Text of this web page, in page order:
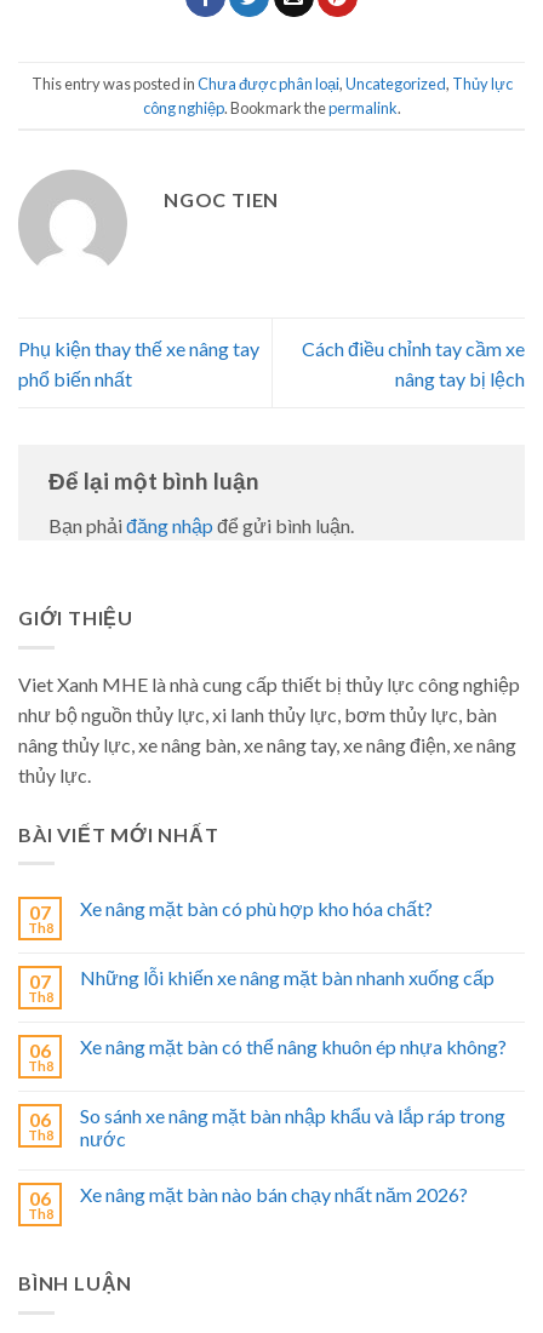
This entry was posted inChưa được phân loại,Uncategorized, Thủy lực
công nghiệp. Bookmark thepermalink.
NGOC TIEN
Phụ kiện thay thế xe nâng tay
phổ biến nhất
Cách điều chỉnh tay cầm xe
nâng tay bị lệch
Để lại một bình luận
Bạn phải đăng nhập để gửi bình luận.
GIỚI THIỆU
Viet Xanh MHE là nhà cung cấp thiết bị thủy lực công nghiệp
như bộ nguồn thủy lực, xi lanh thủy lực, bơm thủy lực, bàn
nâng thủy lực, xe nâng bàn, xe nâng tay, xe nâng điện, xe nâng
thủy lực.
BÀI VIẾT MỚI NHẤT
07
Th8
Xe nâng mặt bàn có phù hợp kho hóa chất?
07
Th8
Những lỗi khiến xe nâng mặt bàn nhanh xuống cấp
06
Th8
Xe nâng mặt bàn có thể nâng khuôn ép nhựa không?
06
Th8
So sánh xe nâng mặt bàn nhập khẩu và lắp ráp trong
nước
06
Th8
Xe nâng mặt bàn nào bán chạy nhất năm 2026?
BÌNH LUẬN